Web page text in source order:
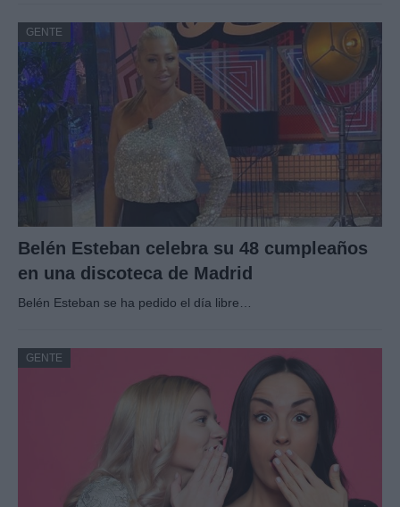
GENTE
Belén Esteban celebra su 48 cumpleaños
en una discoteca de Madrid
Belén Esteban se ha pedido el día libre…
GENTE